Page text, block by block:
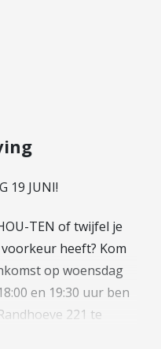
19 JUNI!
TEN of twijfel je
heeft? Kom
op woensdag
en 19:30 uur ben
221 te
voor je klaar om